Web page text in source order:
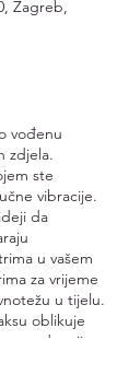
Zagreb,
vođenu
zdjela.
ste
vibracije.
da
u vašem
za vrijeme
u tijelu.
oblikuje
tendenciju